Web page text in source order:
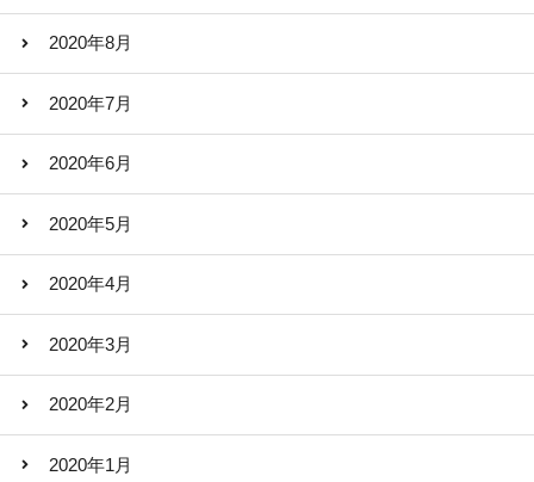
2020年8月
2020年7月
2020年6月
2020年5月
2020年4月
2020年3月
2020年2月
2020年1月